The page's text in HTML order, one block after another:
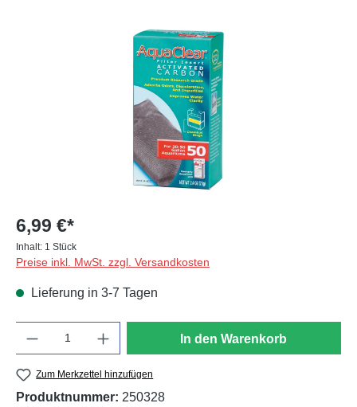
Bildergalerie überspringen
6,99 €*
Inhalt: 1 Stück
Preise inkl. MwSt. zzgl. Versandkosten
Lieferung in 3-7 Tagen
In den Warenkorb
Zum Merkzettel hinzufügen
Produktnummer: 250328